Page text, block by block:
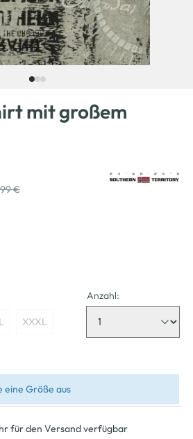
mit großem
€
XXXL
Anzahl:
eine Größe aus
für den Versand verfügbar